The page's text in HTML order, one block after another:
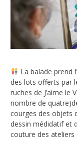
La balade prend
des lots offerts par
ruches de J’aime le
nombre de
courges des objets
dessin médidatif et
couture des ateliers